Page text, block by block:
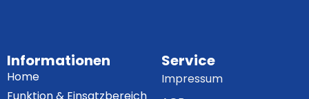
Informationen
Home
Service
Impressum